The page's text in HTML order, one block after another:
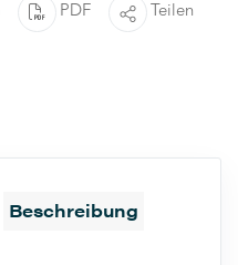
PDF Teilen
Beschreibung